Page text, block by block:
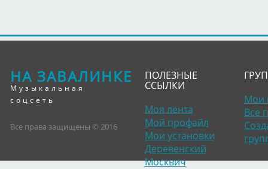
НА ЗАВАЛИНКЕ
Музыкальная
соцсеть
Все права защищены © 2016
ПОЛЕЗНЫЕ
ССЫЛКИ
Моя лента
Мой профайл
Мои установки
Деревенский
Москвич
Мои
Все